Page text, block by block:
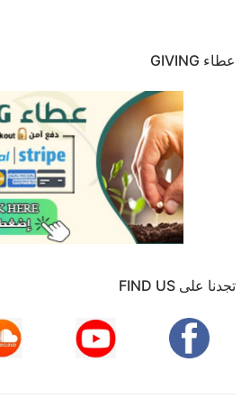
عطاء GIVING
تجدنا على FIND US